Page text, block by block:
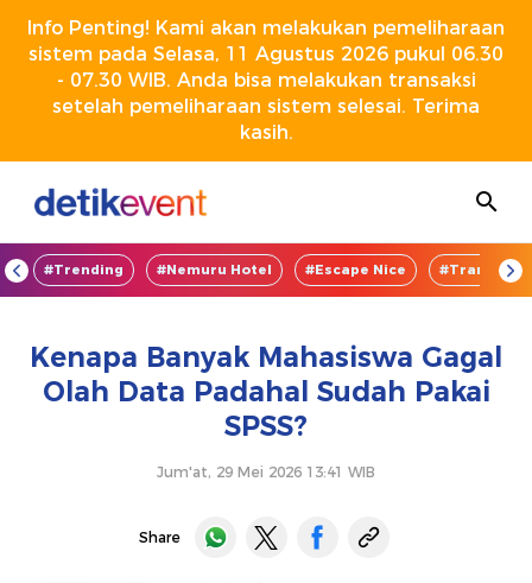
Info Penting! Kami akan melakukan pemeliharaan
sistem pada Selasa, 11 Agustus 2026 pukul 06.30
- 07.30 WIB. Anda bisa melakukan transaksi
setelah pemeliharaan sistem selesai. Terima
kasih.
#Trending #Nemuru Hotel #Escape Nice
Kenapa Banyak Mahasiswa Gagal
Olah Data Padahal Sudah Pakai
SPSS?
Jum'at, 29 Mei 2026 13:41 WIB
Share